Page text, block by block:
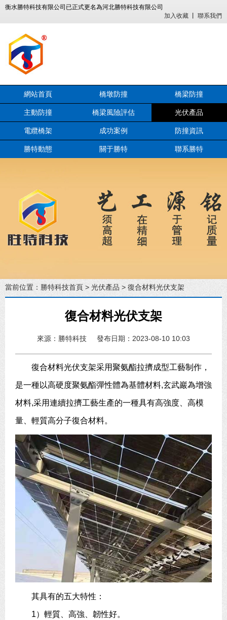
衡水勝特科技有限公司已正式更名為河北勝特科技有限公司
加入收藏
聯系我們
網站首頁 橋墩防撞 橋梁防撞
主動防撞 橋梁風險評估 光伏產品
電纜橋架 成功案例 防撞資訊
勝特動態 關于勝特 聯系勝特
當前位置： 勝特科技首頁 > 光伏產品 > 復合材料光伏支架
復合材料光伏支架
來源：勝特科技 發布日期：2023-08-10 10:03
復合材料光伏支架采用聚氨酯拉擠成型工藝制作，
是一種以高硬度聚氨酯彈性體為基體材料,玄武巖為增強
材料,采用連續拉擠工藝生產的一種具有高強度、高模
量、輕質高分子復合材料。
其具有的五大特性：
1）輕質、高強、韌性好。